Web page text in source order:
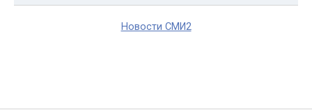
Новости СМИ2